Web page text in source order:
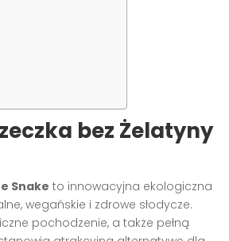
bez Żelatyny
Snake to innowacyjna ekologiczna
wegańskie i zdrowe słodycze.
pochodzenie, a także pełną